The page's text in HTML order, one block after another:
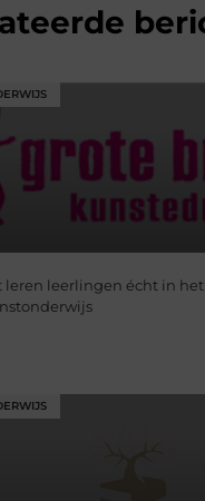
leren leerlingen écht in het